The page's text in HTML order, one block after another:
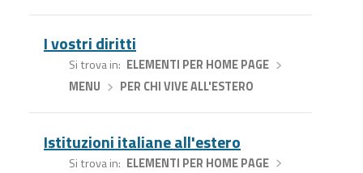
I vostri diritti
Si trova in ELEMENTI PER HOME PAGE›
MENU
PER CHI VIVE ALL'ESTERO
Istituzioni italiane all'estero
Si trova in ELEMENTI PER HOME PAGE›